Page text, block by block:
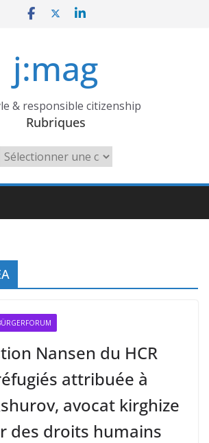
j:mag
& responsible citizenship
Rubriques
Rubriques
Nansen du HCR
attribuée à
avocat kirghize
des droits humains